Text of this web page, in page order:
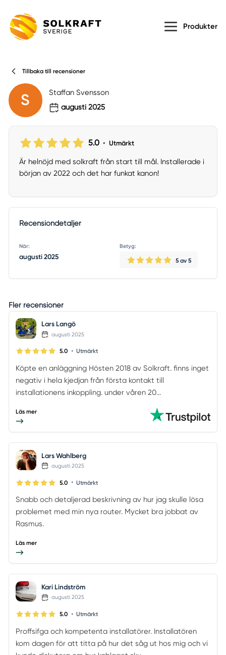
Produkter
Tillbaka till recensioner
S
Staffan Svensson
augusti 2025
5.0 • Utmärkt
Är helnöjd med solkraft från start till mål. Installerade i
början av 2022 och det har funkat kanon!
Recensiondetaljer
När:
augusti 2025
Betyg:
5 av 5
Fler recensioner
Lars Langö
augusti 2025
5.0 • Utmärkt
Köpte en anläggning Hösten 2018 av Solkraft. finns inget
negativ i hela kjedjan från första kontakt till
installationens inkoppling. under våren 20...
Läs mer
Lars Wahlberg
augusti 2025
5.0 • Utmärkt
Snabb och detaljerad beskrivning av hur jag skulle lösa
problemet med min nya router. Mycket bra jobbat av
Rasmus.
Läs mer
Kari Lindström
augusti 2025
5.0 • Utmärkt
Proffsifga och kompetenta installatörer. Installatören
kom dagen för att titta på hur det såg ut hos mig och vi